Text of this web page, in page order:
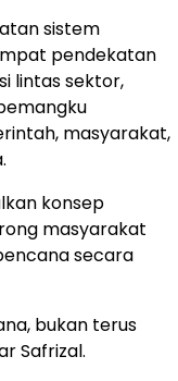
sistem
pendekatan
lintas sektor,
masyarakat,
konsep
masyarakat
secara
bukan terus
Safrizal.